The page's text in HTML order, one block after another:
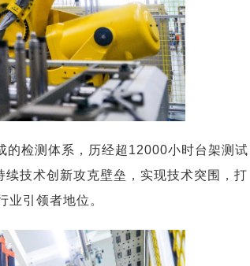
的检测体系，历经超12000小时台架测试
技术创新攻克壁垒，实现技术突围，打
引领者地位。